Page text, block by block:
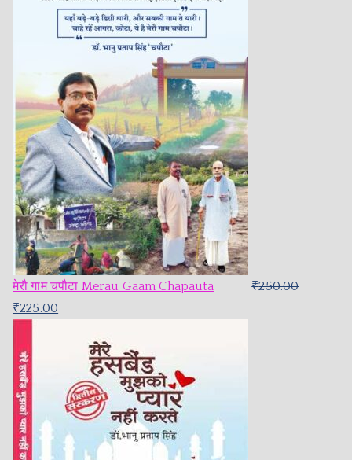
मेरौ गाम चपौटा Merau Gaam Chapauta ₹250.00
₹225.00